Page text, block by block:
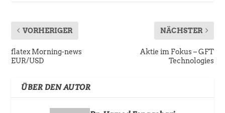
VORHERIGER
flatex Morning-news
EUR/USD
NÄCHSTER
Aktie im Fokus – GFT
Technologies
ÜBER DEN AUTOR